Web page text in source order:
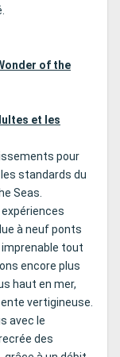
of the
et les
pour
standards du
Seas.
à neuf ponts
tout
encore plus
haut en mer,
vertigineuse.
avec le
des